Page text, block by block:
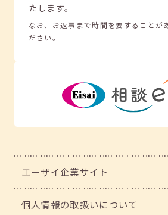
たします。
なお、お返事まで時間を要することが
ださい。
エーザイ企業サイト
個人情報の取扱いについて